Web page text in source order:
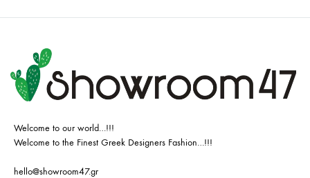
Welcome to our world…!!!
Welcome to the Finest Greek Designers Fashion…!!!
hello@showroom47.gr